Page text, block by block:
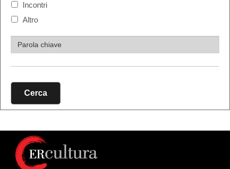
Incontri
Altro
Cerca